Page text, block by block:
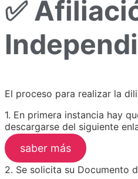
✅
El proceso para realizar la
1. En primera instancia hay
descargarse del siguiente
saber más
2. Se solicita su Documento